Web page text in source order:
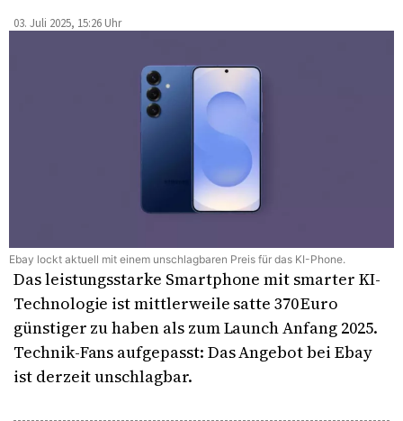
03. Juli 2025, 15:26 Uhr
Ebay lockt aktuell mit einem unschlagbaren Preis für das KI-Phone.
Das leistungsstarke Smartphone mit smarter KI-
Technologie ist mittlerweile satte 370 Euro
günstiger zu haben als zum Launch Anfang 2025.
Technik-Fans aufgepasst: Das Angebot bei Ebay
ist derzeit unschlagbar.